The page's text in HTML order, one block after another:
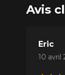
Avis
Eric
10 avril